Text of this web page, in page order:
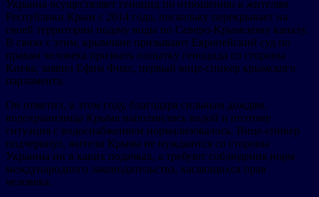
Украина осуществляет геноцид по отношению к жителям
Республики Крым с 2014 года, поскольку перекрывает на
своей территории подачу воды по Северо-Крымскому каналу.
В связи с этим, крымчане призывают Европейский суд по
правам человека признать попытку геноцида со стороны
Киева, заявил Ефим Фикс, первый вице-спикер крымского
парламента.
Он отметил, в этом году, благодаря сильным дождям,
водохранилища Крыма наполнились водой и поэтому
ситуация с водоснабжением нормализовалось. Вице-спикер
подчеркнул, жители Крыма не нуждаются со стороны
Украины ни в каких подачках, а требуют соблюдения норм
международного законодательства, касающихся прав
человека.